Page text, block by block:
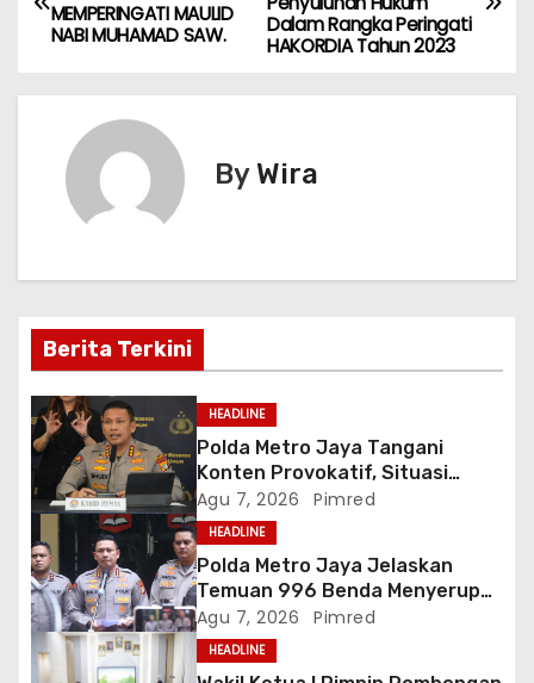
ts
A
p
p
e
b
o
o
k
gr
a
m
s
a
g
er s
e
n
er
l e
a
s
i
p
o
Dalam Rangka Peringati
HAKORDIA Tahun 2023
MEMPERINGATI MAULID
NABI MUHAMAD SAW.
By Wira
Berita Terkini
HEADLINE
Polda Metro Jaya Tangani
Konten Provokatif, Situasi
Jakarta Tetap Kondusif
Agu 7, 2026 Pimred
HEADLINE
Polda Metro Jaya Jelaskan
Temuan 996 Benda Menyerupai
Senjata di Yayasan Jaksel
Agu 7, 2026 Pimred
HEADLINE